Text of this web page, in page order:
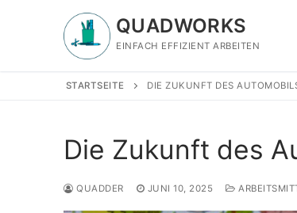
QUADWORKS
EINFACH EFFIZIENT ARBEITEN
STARTSEITE DIE ZUKUNFT DES
Die Zukunft des
QUADDER JUNI 10, 2025